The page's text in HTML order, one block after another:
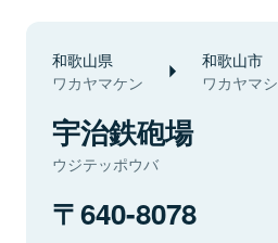
和歌山県
ワカヤマケン
和歌山市
ワカヤマシ
宇治鉄砲場
ウジテッポウバ
640-8078